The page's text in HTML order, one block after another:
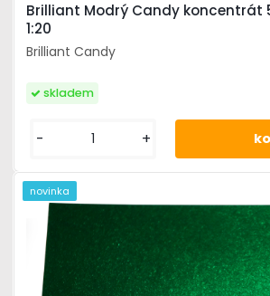
Brilliant Modrý Candy koncentrát
1:20
Brilliant Candy
skladem
- +
novinka